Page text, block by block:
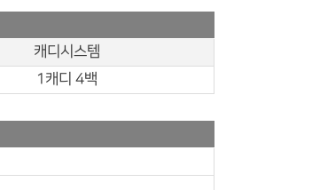
캐디시스템
1캐디 4백